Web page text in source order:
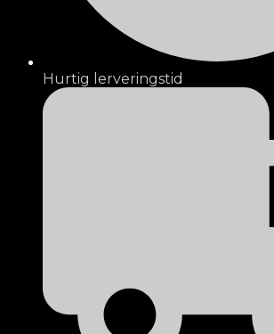
Hurtig lerveringstid